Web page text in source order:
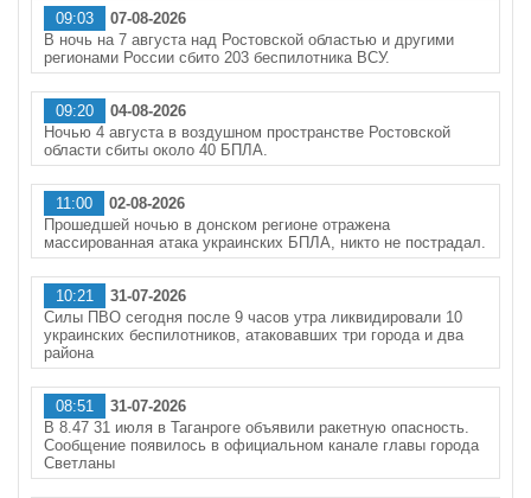
09:03
07-08-2026
В ночь на 7 августа над Ростовской областью и другими
регионами России сбито 203 беспилотника ВСУ.
09:20
04-08-2026
Ночью 4 августа в воздушном пространстве Ростовской
области сбиты около 40 БПЛА.
11:00
02-08-2026
Прошедшей ночью в донском регионе отражена
массированная атака украинских БПЛА, никто не пострадал.
10:21
31-07-2026
Силы ПВО сегодня после 9 часов утра ликвидировали 10
украинских беспилотников, атаковавших три города и два
района
08:51
31-07-2026
В 8.47 31 июля в Таганроге объявили ракетную опасность.
Сообщение появилось в официальном канале главы города
Светланы